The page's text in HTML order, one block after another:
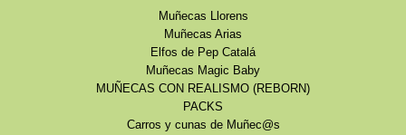
Muñecas Llorens
Muñecas Arias
Elfos de Pep Catalá
Muñecas Magic Baby
MUÑECAS CON REALISMO (REBORN)
PACKS
Carros y cunas de Muñec@s